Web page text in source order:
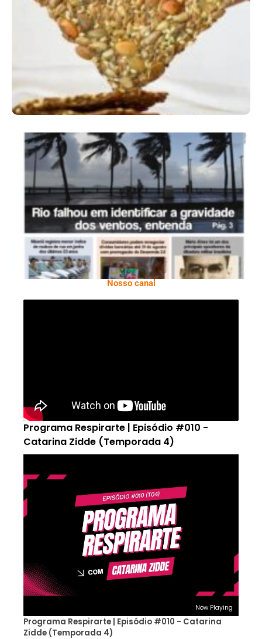
Comer Bem: Cracker De Sementes
Ano X – Número 366 01 A 07 De Agosto De
2026
Nosso canal
Programa Respirarte | Episódio #010 -
Catarina Zidde (Temporada 4)
Now Playing
Programa Respirarte | Episódio #010 - Catarina
Zidde (Temporada 4)